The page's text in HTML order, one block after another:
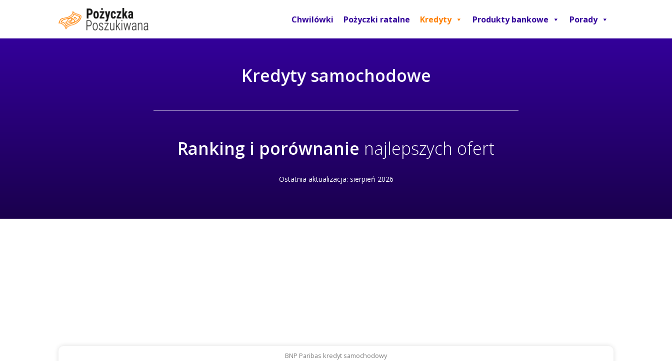
Chwilówki Pożyczki ratalne Kredyty Produkty bankowe Porady
Kredyty samochodowe
Ranking i porównanie najlepszych ofert
Ostatnia aktualizacja: sierpień 2026
BNP Paribas kredyt samochodowy